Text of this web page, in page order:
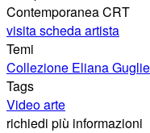
Contemporanea CRT
visita scheda artista
Temi
Collezione Eliana
Tags
Video arte
richiedi più informazioni